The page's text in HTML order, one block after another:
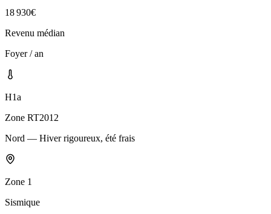
18 930€
Revenu médian
Foyer / an
H1a
Zone RT2012
Nord — Hiver rigoureux, été frais
Zone 1
Sismique